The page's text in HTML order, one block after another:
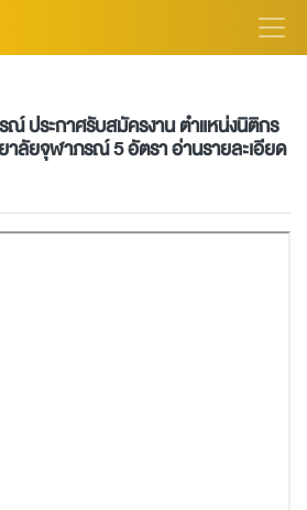
ประกาศรับสมัครงาน ตำแหน่งนิติกร
ลัยจุฬาภรณ์ 5 อัตรา อ่านรายละเอียด